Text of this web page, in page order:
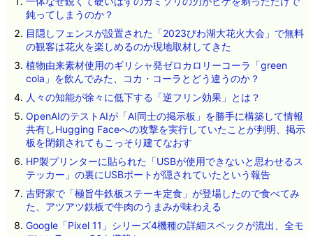
鈍ってしまうのか？
目隠しフェンスが設置された「2023びわ湖大花火大会」で無料
の観客は花火を楽しめるのか現地取材してきた
植物由来素材使用のギリシャ発ゼロカロリーコーラ「green
cola」を飲んでみた、コカ・コーラとどう違うのか？
人々の知能が徐々に低下する「逆フリン効果」とは？
OpenAIのテストAIが「AI同士の掲示板」を勝手に構築して情報
共有しHugging Faceへの攻撃を実行していたことが判明、掲示
板を閉鎖されてもこっそり建てなおす
HP製プリンターに貼られた「USBが使用できないと思わせるス
テッカー」の裏にUSBポートが隠されていたという報告
吉野家で「極旨牛鉄板ステーキ定食」が登場したので食べてみ
た、アツアツ鉄板で牛肉のうまみが味わえる
Google「Pixel 11」シリーズ4機種の詳細スペックが流出、全モ